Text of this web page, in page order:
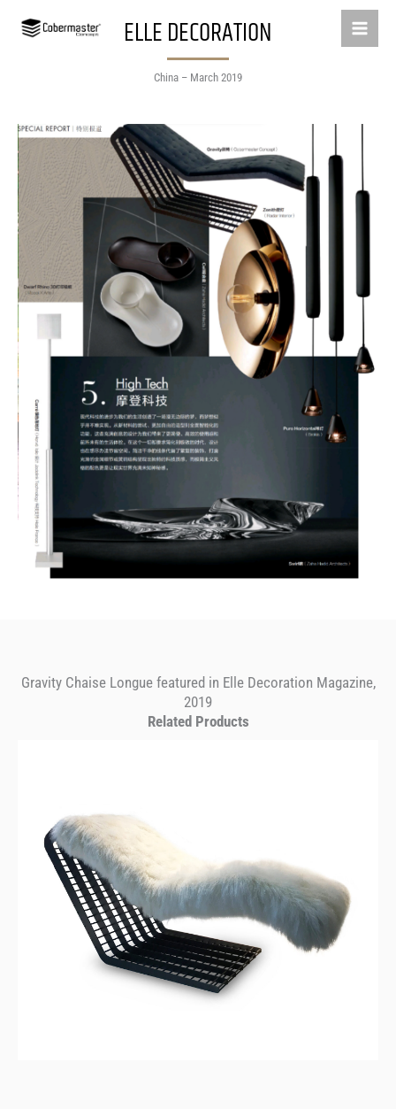
ELLE DECORATION
China – March 2019
Gravity Chaise Longue featured in Elle Decoration Magazine,
2019
Related Products
GRAVITY
Chaise Longue